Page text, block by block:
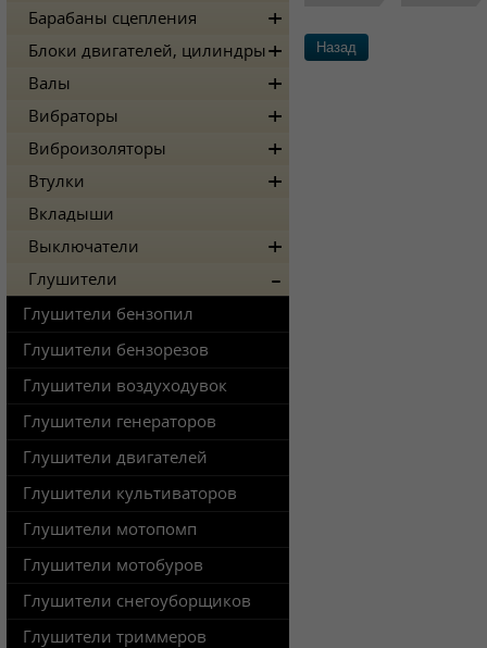
Назад
Барабаны сцепления
Блоки двигателей, цилиндры
Валы
Вибраторы
Виброизоляторы
Втулки
Вкладыши
Выключатели
Глушители
Глушители бензопил
Глушители бензорезов
Глушители воздуходувок
Глушители генераторов
Глушители двигателей
Глушители культиваторов
Глушители мотопомп
Глушители мотобуров
Глушители снегоуборщиков
Глушители триммеров